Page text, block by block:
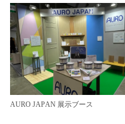
AURO JAPAN 展示ブース